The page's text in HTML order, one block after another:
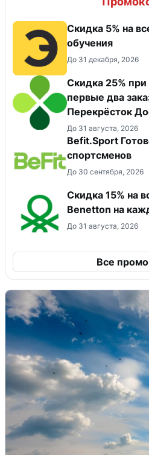
Скидка 5% на
обучения
До 31 декабря, 2026
Скидка 25% при
первые два
Перекрёсток
До 31 августа, 2026
Befit.Sport
спортсменов
До 30 сентября, 2026
Скидка 15% на
Benetton на
До 31 августа, 2026
Все